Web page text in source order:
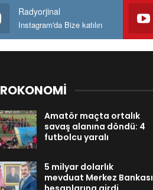
Radyorjinal
Instagram'da Bize katılın
ROKONOMİ
Amatör maçta ortalık
savaş alanına döndü: 4
futbolcu yaralı
5 milyar dolarlık
mevduat Merkez Bankası